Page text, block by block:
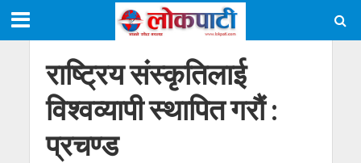
राष्ट्रिय संस्कृतिलाई
विश्वव्यापी स्थापित गरौं :
प्रचण्ड